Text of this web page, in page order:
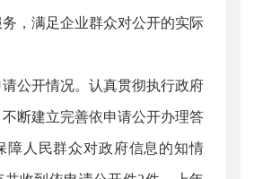
，满足企业群众对公开的实际
开情况。认真贯彻执行政府
断建立完善依申请公开办理答
障人民群众对政府信息的知情